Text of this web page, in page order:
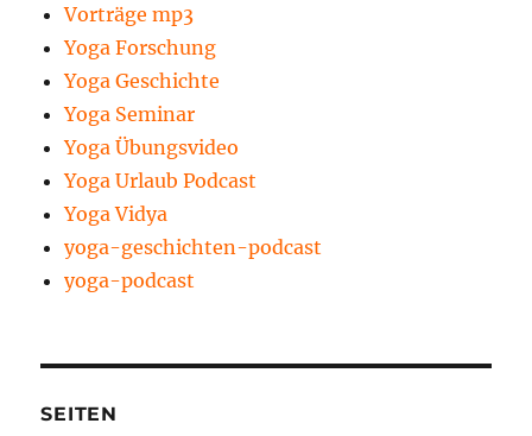
Vorträge mp3
Yoga Forschung
Yoga Geschichte
Yoga Seminar
Yoga Übungsvideo
Yoga Urlaub Podcast
Yoga Vidya
yoga-geschichten-podcast
yoga-podcast
SEITEN